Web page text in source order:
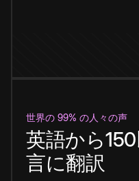
世界の 99% の人々の声
英語から
言に翻訳